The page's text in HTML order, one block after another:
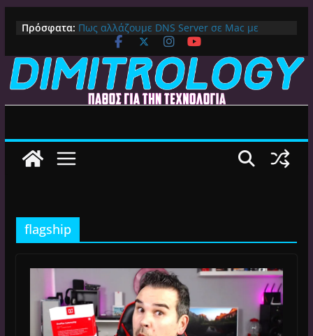
περιεχόμενο
Πρόσφατα: Πως αλλάζουμε DNS Server σε Mac με
MacOS Ventura (Macbook, Mac Mini, iMac,
κλπ)
IPVanish Προσφορά: 83% Έκπτωση στο
Premium VPN – Δες γιατί αξίζει
Alive GR Kodi: Γιατί Δεν Λειτουργεί Πλέον το
Android TV | CX File Explorer, Καθαρισμός
Ο Καλύτερος Launcher για Android TV /
flagship